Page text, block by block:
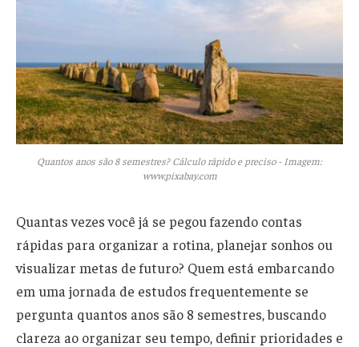
Quantos anos são 8 semestres? Cálculo rápido e preciso - Imagem:
www.pixabay.com
Quantas vezes você já se pegou fazendo contas
rápidas para organizar a rotina, planejar sonhos ou
visualizar metas de futuro? Quem está embarcando
em uma jornada de estudos frequentemente se
pergunta quantos anos são 8 semestres, buscando
clareza ao organizar seu tempo, definir prioridades e